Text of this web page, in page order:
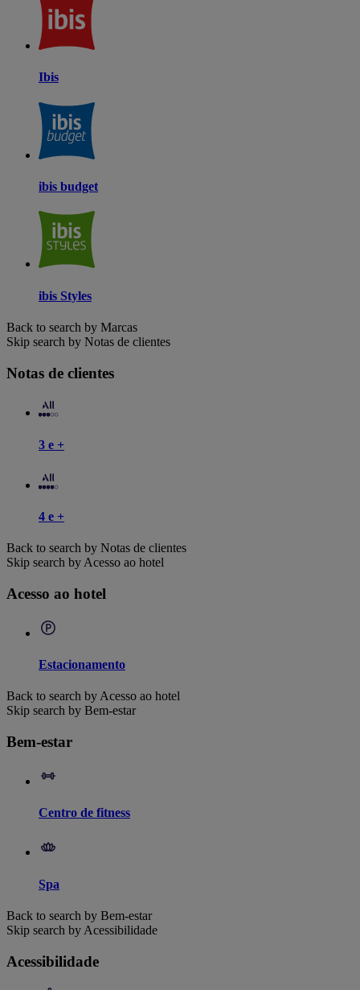
Ibis
ibis budget
ibis Styles
Back to search by Marcas
Skip search by Notas de clientes
Notas de clientes
3 e +
4 e +
Back to search by Notas de clientes
Skip search by Acesso ao hotel
Acesso ao hotel
Estacionamento
Back to search by Acesso ao hotel
Skip search by Bem-estar
Bem-estar
Centro de fitness
Spa
Back to search by Bem-estar
Skip search by Acessibilidade
Acessibilidade